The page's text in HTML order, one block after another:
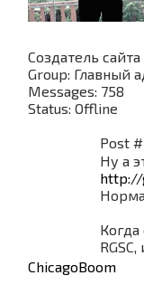
Создатель сайта
Group: Главный
Messages: 758
Status: Offline
Post #
Ну а
http://
ChicagoBoom